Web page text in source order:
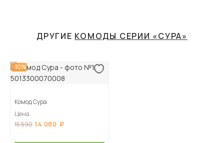
ДРУГИЕ КОМОДЫ СЕРИИ «СУРА»
-10%
Комод Сура
Цена
15 590 14 080